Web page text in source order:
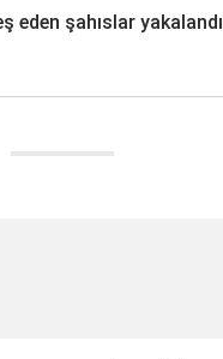
eden şahıslar yakalandı